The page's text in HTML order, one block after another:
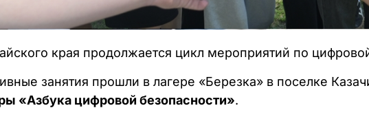
края продолжается цикл мероприятий по
занятия прошли в лагере «Березка» в поселке
«Азбука цифровой безопасности».